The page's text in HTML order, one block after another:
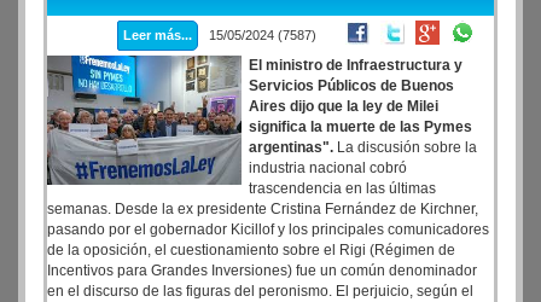
anunciada por el santafesino.
Leer más... 15/05/2024 (7587)
El ministro de Infraestructura y
Servicios Públicos de Buenos
Aires dijo que la ley de Milei
significa la muerte de las Pymes
argentinas". La discusión sobre la
industria nacional cobró
trascendencia en las últimas
semanas. Desde la ex presidente Cristina Fernández de Kirchner,
pasando por el gobernador Kicillof y los principales comunicadores
de la oposición, el cuestionamiento sobre el Rigi (Régimen de
Incentivos para Grandes Inversiones) fue un común denominador
en el discurso de las figuras del peronismo. El perjuicio, según el